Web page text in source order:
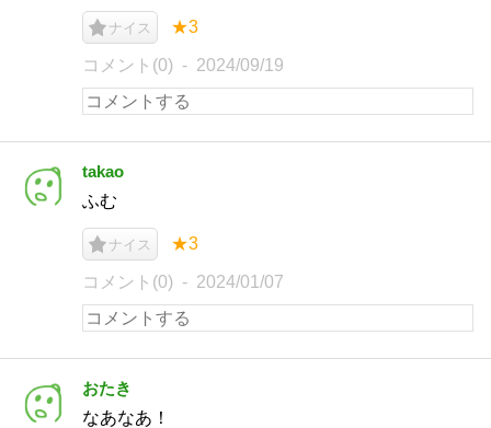
ナイス ★3
コメント(0) 2024/09/19
takao
ふむ
ナイス ★3
コメント(0) 2024/01/07
おたき
なあなあ！